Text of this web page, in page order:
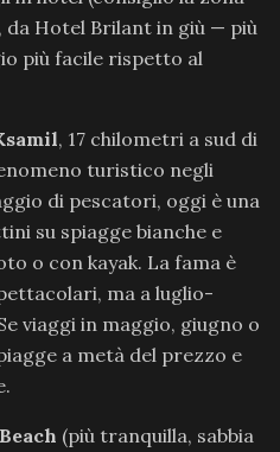
Hotel Brilant in giù — più
più facile rispetto al
, 17 chilometri a sud di
turistico negli
di pescatori, oggi è una
su spiagge bianche e
o con kayak. La fama è
ma a luglio-
viaggi in maggio, giugno o
a metà del prezzo e
(più tranquilla, sabbia